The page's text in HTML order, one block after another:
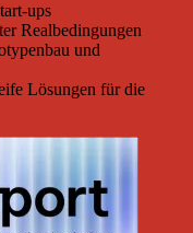
ups
Realbedingungen
und
Lösungen für die